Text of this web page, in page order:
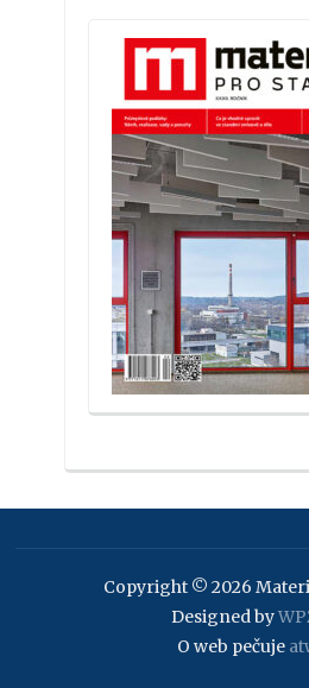
Copyright © 2026
Designed by
O web pečuje